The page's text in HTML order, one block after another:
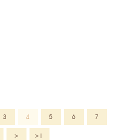
3 4 5 6 7
> >|